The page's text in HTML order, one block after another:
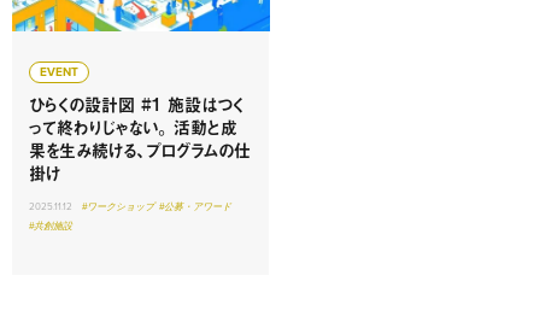
EVENT
ひらくの設計図 #1 施設はつく
って終わりじゃない。 活動と成
果を生み続ける、プログラムの仕
掛け
2025.11.12 #ワークショップ #公募・アワード
#共創施設